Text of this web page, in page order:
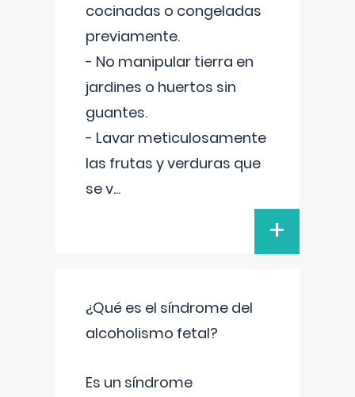
cocinadas o congeladas
previamente.
- No manipular tierra en
jardines o huertos sin
guantes.
- Lavar meticulosamente
las frutas y verduras que
se v...
+
¿Qué es el síndrome del
alcoholismo fetal?
Es un síndrome